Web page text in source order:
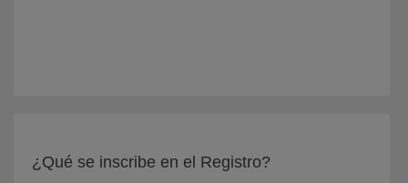
¿Qué se inscribe en el Registro?